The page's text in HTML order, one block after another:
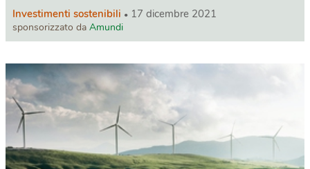
Investimenti sostenibili 17 dicembre 2021
sponsorizzato da Amundi